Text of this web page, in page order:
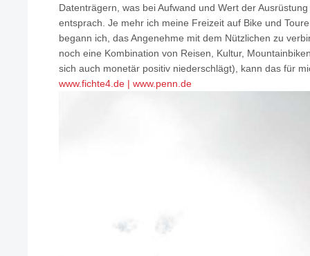
Datenträgern, was bei Aufwand und Wert der
entsprach. Je mehr ich meine Freizeit auf Bike und
begann ich, das Angenehme mit dem Nützlichen zu
noch eine Kombination von Reisen, Kultur,
sich auch monetär positiv niederschlägt), kann das für
www.fichte4.de | www.penn.de